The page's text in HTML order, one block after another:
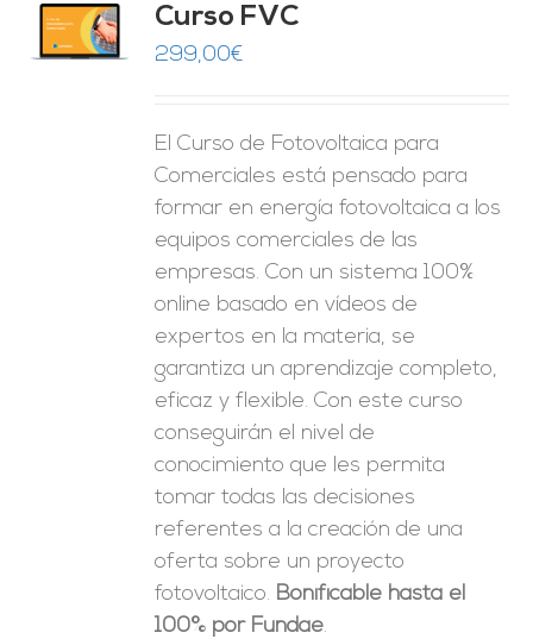
Curso FVC
299,00€
El Curso de Fotovoltaica para
Comerciales está pensado para
formar en energía fotovoltaica a los
equipos comerciales de las
empresas. Con un sistema 100%
online basado en vídeos de
expertos en la materia, se
garantiza un aprendizaje completo,
eficaz y flexible. Con este curso
conseguirán el nivel de
conocimiento que les permita
tomar todas las decisiones
referentes a la creación de una
oferta sobre un proyecto
fotovoltaico. Bonificable hasta el
100% por Fundae.